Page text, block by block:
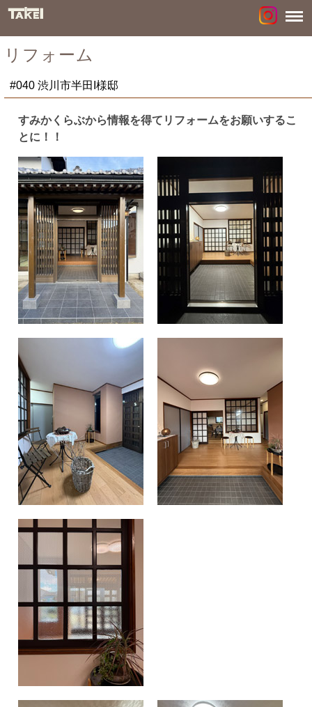
リフォーム
#040 渋川市半田I様邸
すみかくらぶから情報を得てリフォームをお願いするこ
とに！！